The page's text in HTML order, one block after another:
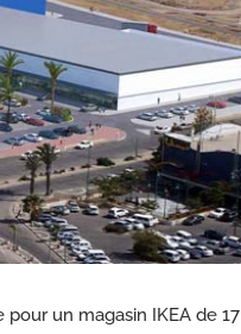
un magasin IKEA de 17